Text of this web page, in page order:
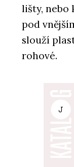
lišty, nebo
pod
slouží
rohové.
J